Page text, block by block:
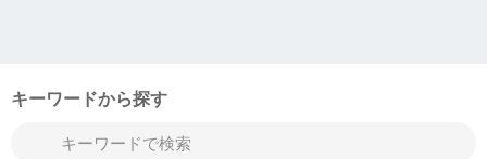
キーワードから探す